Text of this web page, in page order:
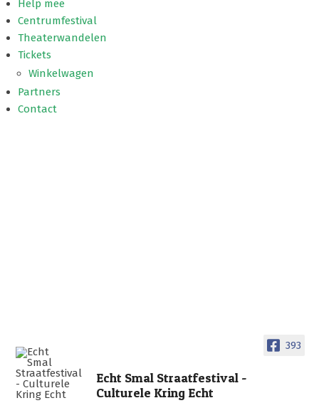
Help mee
Centrumfestival
Theaterwandelen
Tickets
Winkelwagen
Partners
Contact
393
Echt Smal Straatfestival -
Culturele Kring Echt